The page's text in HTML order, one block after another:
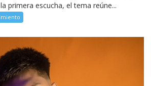
primera escucha, el tema reúne...